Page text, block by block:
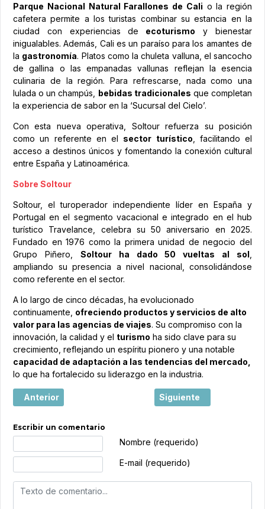
Parque Nacional Natural Farallones de Cali o la región
cafetera permite a los turistas combinar su estancia en la
ciudad con experiencias de ecoturismo y bienestar
inigualables. Además, Cali es un paraíso para los amantes de
la gastronomía. Platos como la chuleta valluna, el sancocho
de gallina o las empanadas vallunas reflejan la esencia
culinaria de la región. Para refrescarse, nada como una
lulada o un champús, bebidas tradicionales que completan
la experiencia de sabor en la ‘Sucursal del Cielo’.
Con esta nueva operativa, Soltour refuerza su posición
como un referente en el sector turístico , facilitando el
acceso a destinos únicos y fomentando la conexión cultural
entre España y Latinoamérica.
Sobre Soltour
Soltour, el turoperador independiente líder en España y
Portugal en el segmento vacacional e integrado en el hub
turístico Travelance, celebra su 50 aniversario en 2025.
Fundado en 1976 como la primera unidad de negocio del
Grupo Piñero, Soltour ha dado 50 vueltas al sol
ampliando su presencia a nivel nacional, consolidándose
como referente en el sector.
A lo largo de cinco décadas, ha evolucionado
continuamente, ofreciendo productos y servicios de alto
valor para las agencias de viajes. Su compromiso con la
innovación, la calidad y el turismo ha sido clave para su
crecimiento, reflejando un espíritu pionero y una notable
capacidad de adaptación a las tendencias del mercado,
lo que ha fortalecido su liderazgo en la industria.
Artículo anterior: Estrategias para mejorar la
Anterior Artículo siguiente:
Siguiente
Escribir un comentario
Nombre (requerido)
E-mail (requerido)